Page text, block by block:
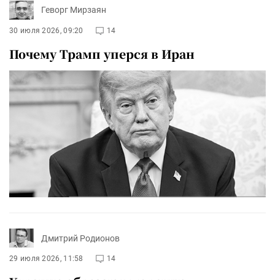
Геворг Мирзаян
30 июля 2026, 09:20 14
Почему Трамп уперся в Иран
Дмитрий Родионов
29 июля 2026, 11:58 14